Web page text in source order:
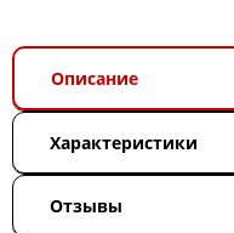
Описание
Характеристики
Отзывы